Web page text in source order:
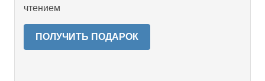
чтением
ПОЛУЧИТЬ ПОДАРОК